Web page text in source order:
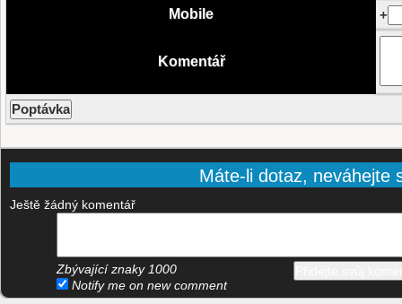
Mobile
+
Komentář
Máte-li dotaz, neváhejte
Ještě žádný komentář
Zbývající znaky 1000
Notify me on new comment